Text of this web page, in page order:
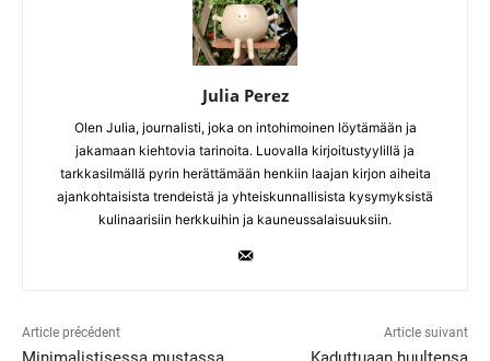
Julia Perez
Olen Julia, journalisti, joka on intohimoinen löytämään ja
jakamaan kiehtovia tarinoita. Luovalla kirjoitustyylillä ja
tarkkasilmällä pyrin herättämään henkiin laajan kirjon aiheita
ajankohtaisista trendeistä ja yhteiskunnallisista kysymyksistä
kulinaarisiin herkkuihin ja kauneussalaisuuksiin.
Article précédent Article suivant